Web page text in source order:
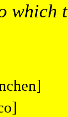
which